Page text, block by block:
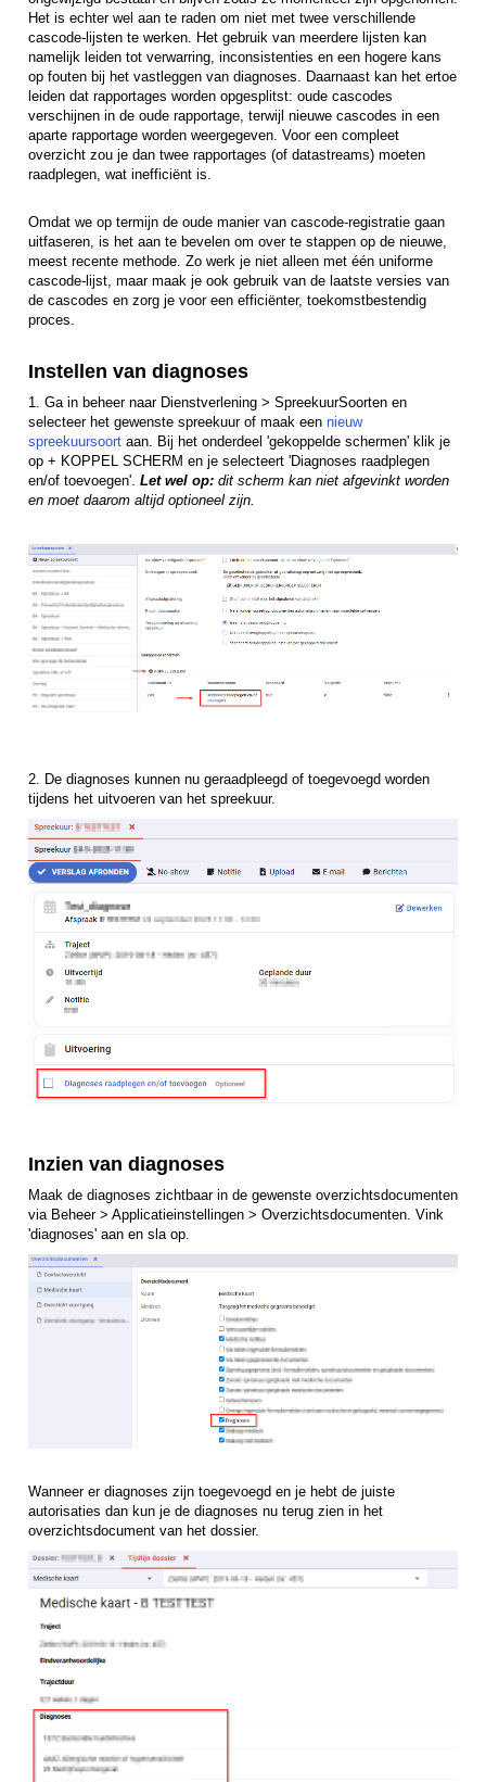
Het is echter wel aan te raden om niet met twee verschillende
cascode-lijsten te werken. Het gebruik van meerdere lijsten kan
namelijk leiden tot verwarring, inconsistenties en een hogere kans
op fouten bij het vastleggen van diagnoses. Daarnaast kan het ertoe
leiden dat rapportages worden opgesplitst: oude cascodes
verschijnen in de oude rapportage, terwijl nieuwe cascodes in een
aparte rapportage worden weergegeven. Voor een compleet
overzicht zou je dan twee rapportages (of datastreams) moeten
raadplegen, wat inefficiënt is.
Omdat we op termijn de oude manier van cascode-registratie gaan
uitfaseren, is het aan te bevelen om over te stappen op de nieuwe,
meest recente methode. Zo werk je niet alleen met één uniforme
cascode-lijst, maar maak je ook gebruik van de laatste versies van
de cascodes en zorg je voor een efficiënter, toekomstbestendig
proces.
Instellen van diagnoses
1. Ga in beheer naar Dienstverlening > SpreekuurSoorten en
selecteer het gewenste spreekuur of maak een nieuw
spreekuursoort aan. Bij het onderdeel 'gekoppelde schermen' klik je
op + KOPPEL SCHERM en je selecteert 'Diagnoses raadplegen
en/of toevoegen'. Let wel op: dit scherm kan niet afgevinkt worden
en moet daarom altijd optioneel zijn.
2. De diagnoses kunnen nu geraadpleegd of toegevoegd worden
tijdens het uitvoeren van het spreekuur.
Inzien van diagnoses
Maak de diagnoses zichtbaar in de gewenste overzichtsdocumenten
via Beheer > Applicatieinstellingen > Overzichtsdocumenten. Vink
'diagnoses' aan en sla op.
Wanneer er diagnoses zijn toegevoegd en je hebt de juiste
autorisaties dan kun je de diagnoses nu terug zien in het
overzichtsdocument van het dossier.